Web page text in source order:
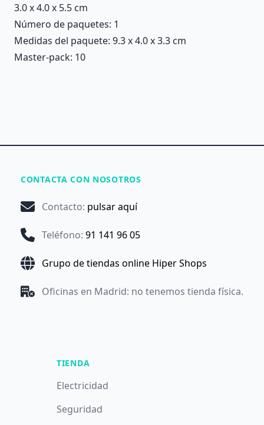
3.0 x 4.0 x 5.5 cm
Número de paquetes: 1
Medidas del paquete: 9.3 x 4.0 x 3.3 cm
Master-pack: 10
CONTACTA CON NOSOTROS
Contacto: pulsar aquí
Teléfono: 91 141 96 05
Grupo de tiendas online Hiper Shops
Oficinas en Madrid: no tenemos tienda física.
TIENDA
Electricidad
Seguridad